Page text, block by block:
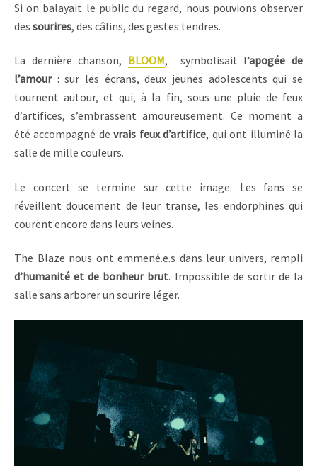
Si on balayait le public du regard, nous pouvions observer
des sourires, des câlins, des gestes tendres.
La dernière chanson, BLOOM, symbolisait l‘apogée de
l’amour: sur les écrans, deux jeunes adolescents qui se
tournent autour, et qui, à la fin, sous une pluie de feux
d’artifices, s’embrassent amoureusement. Ce moment a
été accompagné devrais feux d’artifice, qui ont illuminé la
salle de mille couleurs.
Le concert se termine sur cette image. Les fans se
réveillent doucement de leur transe, les endorphines qui
courent encore dans leurs veines.
The Blaze nous ont emmené.e.s dans leur univers, rempli
d’humanité et de bonheur brut. Impossible de sortir de la
salle sans arborer un sourire léger.